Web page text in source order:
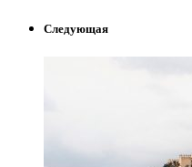
Следующая